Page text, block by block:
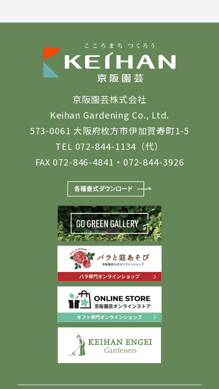
京阪園芸株式会社
Keihan Gardening Co., Ltd.
573-0061 大阪府枚方市伊加賀寿町1-5
TEL 072-844-1134（代）
FAX 072-846-4841・072-844-3926